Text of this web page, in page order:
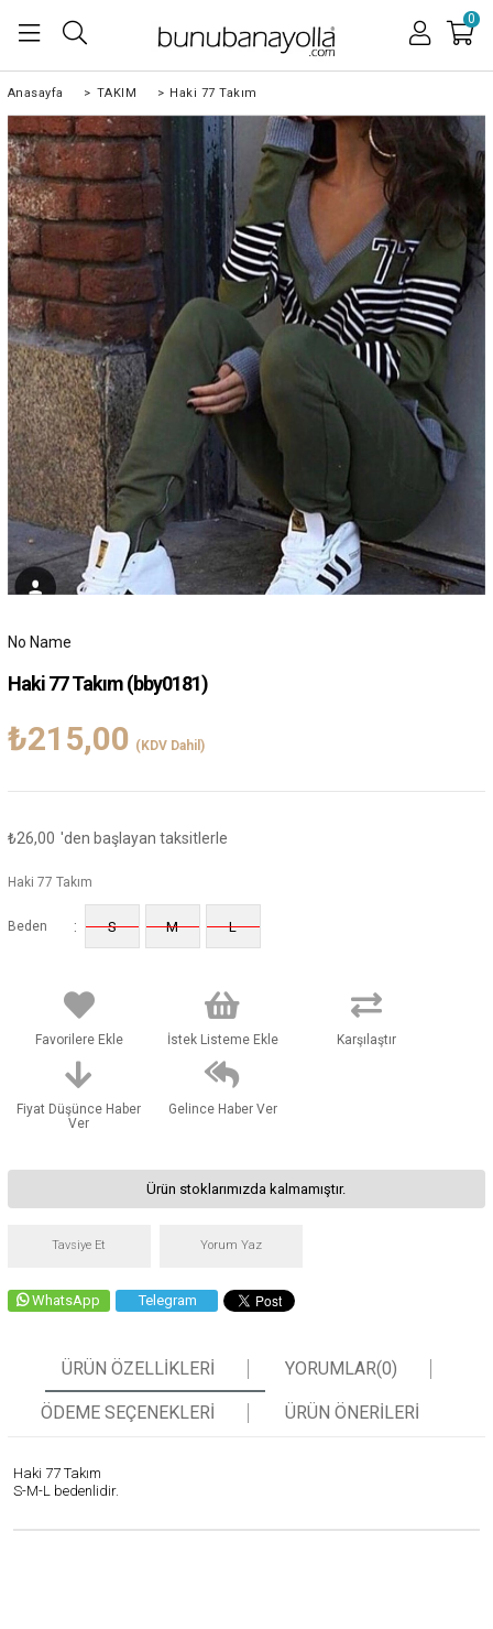
0
Anasayfa > TAKIM > Haki 77 Takım
No Name
Haki 77 Takım(bby0181)
₺215,00 (KDV Dahil)
₺26,00 'den başlayan taksitlerle
Haki 77 Takım
Beden : S M L
Favorilere Ekle İstek Listeme Ekle Karşılaştır
Fiyat Düşünce Haber
Ver
Gelince Haber Ver
Ürün stoklarımızda kalmamıştır.
Tavsiye Et Yorum Yaz
WhatsApp Telegram
ÜRÜN ÖZELLIKLERI YORUMLAR(0)
ÖDEME SEÇENEKLERI ÜRÜN ÖNERILERI
Haki 77 Takım
S-M-L bedenlidir.